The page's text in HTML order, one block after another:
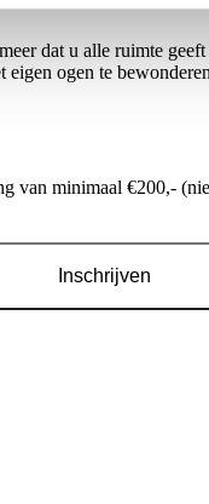
dat u alle ruimte
ogen te
van minimaal €200,-
Inschrijven